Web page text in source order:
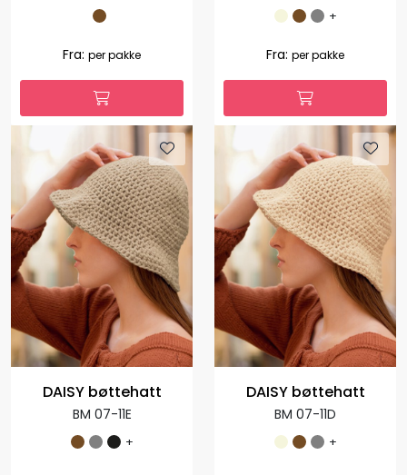
Fra: per pakke
+
Fra: per pakke
DAISY bøttehatt
BM 07-11E
+
DAISY bøttehatt
BM 07-11D
+